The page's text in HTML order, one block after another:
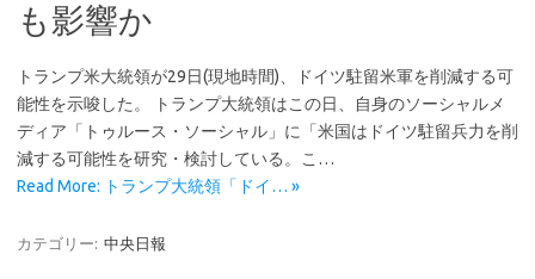
も影響か
トランプ米大統領が29日(現地時間)、ドイツ駐留米軍を削減する可
能性を示唆した。 トランプ大統領はこの日、自身のソーシャルメ
ディア「トゥルース・ソーシャル」に「米国はドイツ駐留兵力を削
減する可能性を研究・検討している。こ…
Read More: トランプ大統領「ドイ… »
カテゴリー: 中央日報